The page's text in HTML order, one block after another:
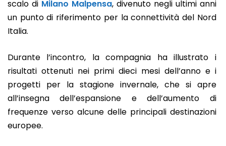
scalo di Milano Malpensa, divenuto negli ultimi anni
un punto di riferimento per la connettività del Nord
Italia.
Durante l’incontro, la compagnia ha illustrato i
risultati ottenuti nei primi dieci mesi dell’anno e i
progetti per la stagione invernale, che si apre
all’insegna dell’espansione e dell’aumento di
frequenze verso alcune delle principali destinazioni
europee.